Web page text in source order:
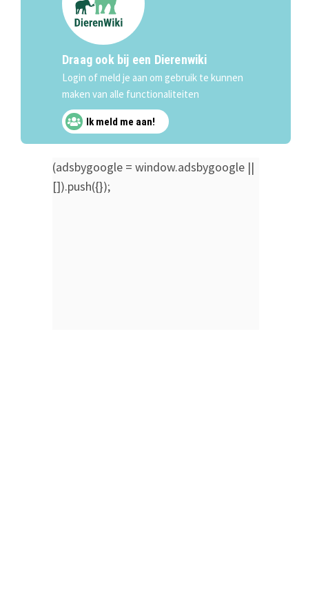
Draag ook bij een Dierenwiki
Login of meld je aan om gebruik te kunnen
maken van alle functionaliteiten
Ik meld me aan!
(adsbygoogle = window.adsbygoogle ||
[]).push({});